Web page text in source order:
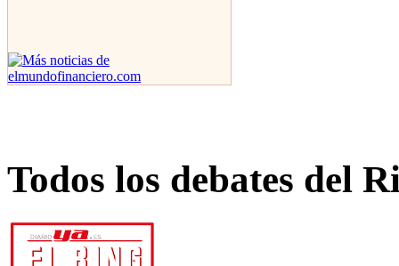
Todos los debates del